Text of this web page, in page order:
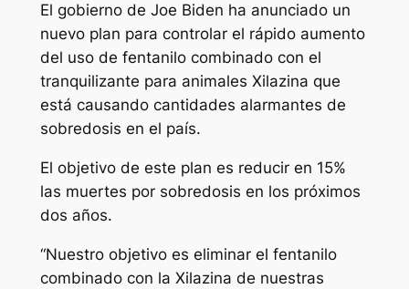
El gobierno de Joe Biden ha anunciado un
nuevo plan para controlar el rápido aumento
del uso de fentanilo combinado con el
tranquilizante para animales Xilazina que
está causando cantidades alarmantes de
sobredosis en el país.
El objetivo de este plan es reducir en 15%
las muertes por sobredosis en los próximos
dos años.
“Nuestro objetivo es eliminar el fentanilo
combinado con la Xilazina de nuestras